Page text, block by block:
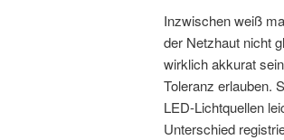
Inzwischen weiß
der Netzhaut nicht
wirklich akkurat
Toleranz erlauben.
LED-Lichtquellen
Unterschied